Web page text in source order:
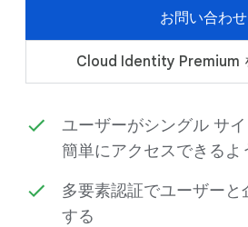
お問い合わせ
Cloud Identity Premium
ユーザーがシングル サ
簡単にアクセスできるよ
多要素認証でユーザーと
する